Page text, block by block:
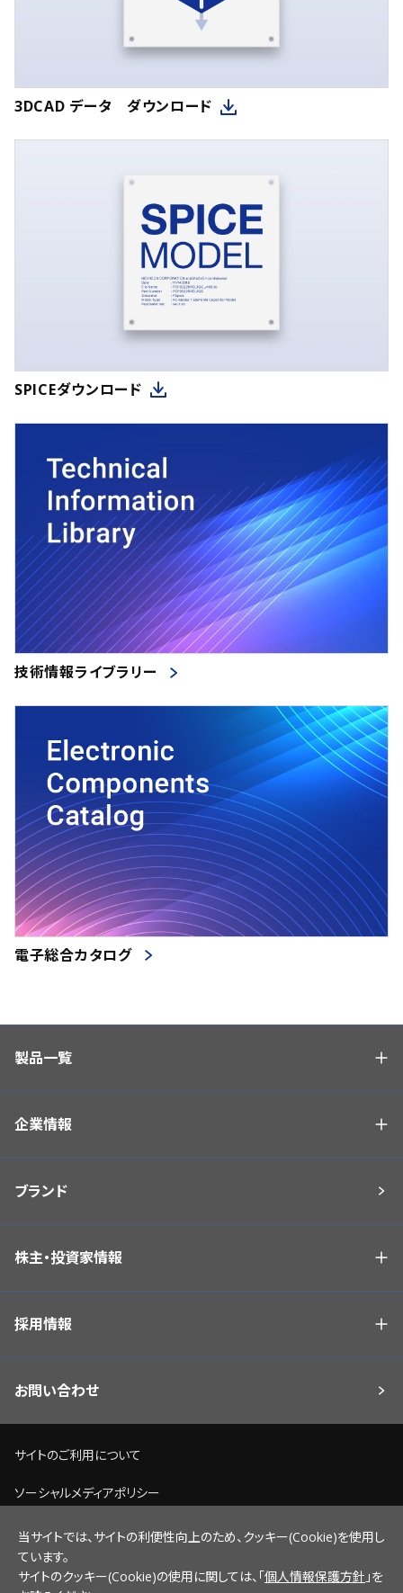
3DCAD データ ダウンロード
SPICEダウンロード
技術情報ライブラリー
電子総合カタログ
製品一覧
企業情報
ブランド
株主・投資家情報
採用情報
お問い合わせ
サイトのご利用について
ソーシャルメディアポリシー
個人情報保護方針
脆弱性情報開示ポリシー
当サイトでは、サイトの利便性向上のため、クッキー(Cookie)を使用し
ています。
サイトのクッキー(Cookie)の使用に関しては、「個人情報保護方針 」を